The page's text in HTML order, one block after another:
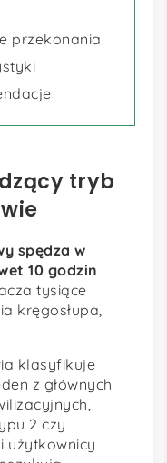
przekonania
tryb
spędza w
10 godzin
tysiące
kręgosłupa,
klasyfikuje
z głównych
2 czy
użytkownicy